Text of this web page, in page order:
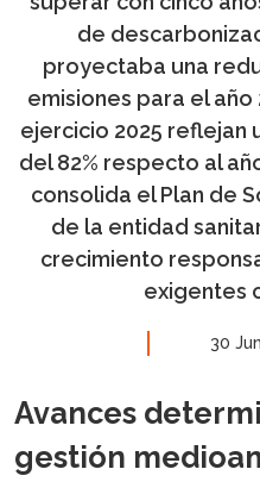
de
proyectaba una
emisiones para el
ejercicio 2025 reflejan
del 82% respecto al
consolida el Plan de
de la entidad
crecimiento
exigentes
30
Avances
gestión